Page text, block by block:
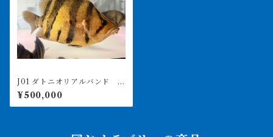
J01 ダトニオリアルバンド シ
ョート個体 46㎝前後 水槽
外計測 引取or納品
¥500,000